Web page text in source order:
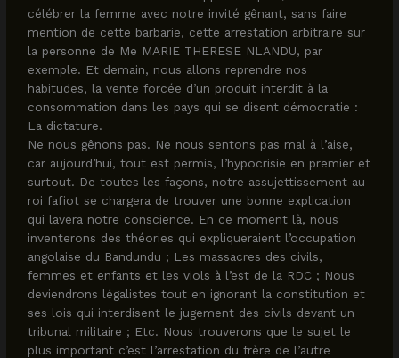
célébrer la femme avec notre invité gênant, sans faire
mention de cette barbarie, cette arrestation arbitraire sur
la personne de Me MARIE THERESE NLANDU, par
exemple. Et demain, nous allons reprendre nos
habitudes, la vente forcée d’un produit interdit à la
consommation dans les pays qui se disent démocratie :
La dictature.
Ne nous gênons pas. Ne nous sentons pas mal à l’aise,
car aujourd’hui, tout est permis, l’hypocrisie en premier et
surtout. De toutes les façons, notre assujettissement au
roi fafiot se chargera de trouver une bonne explication
qui lavera notre conscience. En ce moment là, nous
inventerons des théories qui expliqueraient l’occupation
angolaise du Bandundu ; Les massacres des civils,
femmes et enfants et les viols à l’est de la RDC ; Nous
deviendrons légalistes tout en ignorant la constitution et
ses lois qui interdisent le jugement des civils devant un
tribunal militaire ; Etc. Nous trouverons que le sujet le
plus important c’est l’arrestation du frère de l’autre